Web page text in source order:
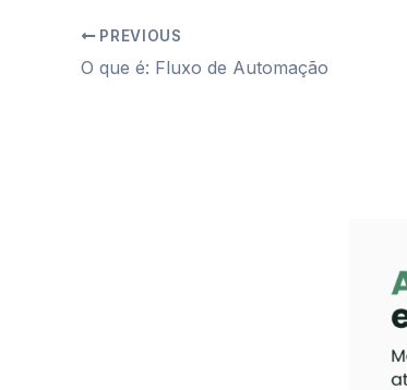
PREVIOUS
O que é: Fluxo de Automação